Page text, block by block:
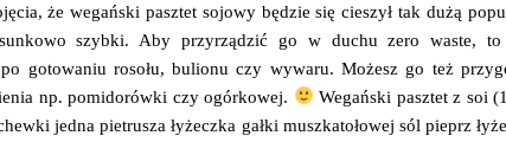
że wegański pasztet sojowy będzie się cieszył tak dużą
szybki. Aby przyrządzić go w duchu zero waste,
po gotowaniu rosołu, bulionu czy wywaru. Możesz go też
np. pomidorówki czy ogórkowej.
Wegański pasztet z soi
jedna pietrusza łyżeczka gałki muszkatołowej sól pieprz